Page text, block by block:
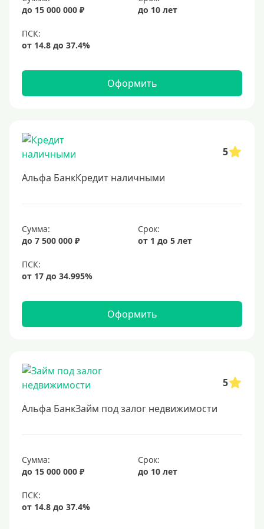
25 лет
30 лет
2 месяца
3 месяца
Ставка
Низкий процент
6%
6,5%
6,9%
8%
9%
15%
16%
17%
18%
19%
до 15 000 000 ₽
до 10 лет
Оформить
5
Альфа БанкКредит наличными
Сумма:
до 7 500 000 ₽
Срок:
от 1 до 5 лет
Оформить
5
Альфа БанкЗайм под залог недвижимости
Сумма:
до 15 000 000 ₽
Срок:
до 10 лет